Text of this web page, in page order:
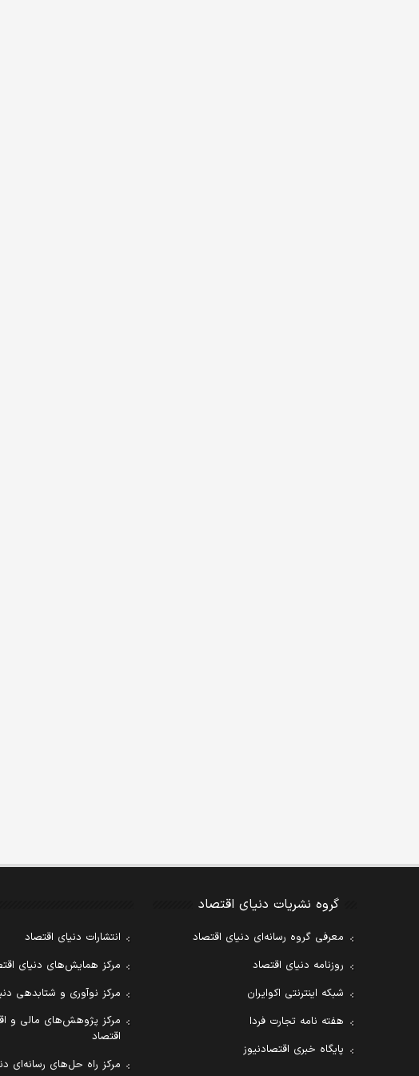
گروه نشریات دنیای اقتصاد
معرفی گروه رسانه‌ای دنیای اقتصاد
روزنامه دنیای اقتصاد
شبکه اینترنتی اکوایران
هفته نامه تجارت فردا
پایگاه خبری اقتصادنیوز
انتشارات دنیای اقتصاد
مرکز همایش‌های دنیای
مرکز نوآوری و شتابدهی
مرکز پژوهش‌های مالی و
اقتصاد
مرکز راه حل‌های رسانه‌ای